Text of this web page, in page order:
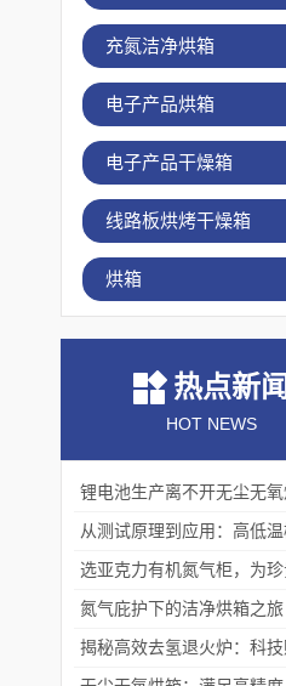
充氮洁净烘箱
电子产品烘箱
电子产品干燥箱
线路板烘烤干燥箱
烘箱
热点新闻
HOT NEWS
氮气庇护下的洁净烘箱之旅